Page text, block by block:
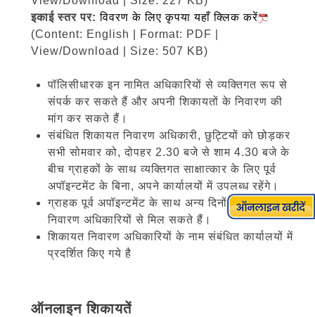
इकाई स्तर पर:विवरण के लिए कृपया यहाँ क्लिक करें
(Content: English | Format: PDF |
View/Download | Size: 507 KB)
पॉलिसीधारक इन नामित अधिकारियों से व्यक्तिगत रूप से
संपर्क कर सकते हैं और अपनी शिकायतों के निवारण की
मांग कर सकते हैं।
संबंधित शिकायत निवारण अधिकारी, छुट्टियों को छोड़कर
सभी सोमवार को, दोपहर 2.30 बजे से शाम 4.30 बजे के
बीच ग्राहकों के साथ व्यक्तिगत साक्षात्कार के लिए पूर्व
अपॉइन्टमेंट के बिना, अपने कार्यालयों में उपलब्ध रहेंगे।
ग्राहक पूर्व अपॉइन्टमेंट के साथ अन्य दिनों में भी शिकायत
निवारण अधिकारियों से मिल सकते हैं।
शिकायत निवारण अधिकारियों के नाम संबंधित कार्यालयों में
प्रदर्शित किए गये है
ऑनलाइन शिकायतें